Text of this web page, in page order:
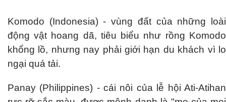
Komodo (Indonesia) - vùng đất của những loài
động vật hoang dã, tiêu biểu như rồng Komodo
khổng lồ, nhưng nay phải giới hạn du khách vì lo
ngại quá tải.
Panay (Philippines) - cái nôi của lễ hội Ati-Atihan